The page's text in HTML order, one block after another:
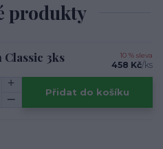
produkty
Classic 3ks 10 % sleva
458 Kč/ks
Přidat do košíku